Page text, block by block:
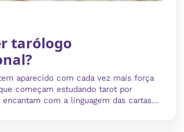
tarólogo
aparecido com cada vez mais força
começam estudando tarot por
com a linguagem das cartas...